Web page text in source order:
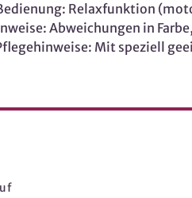
Relaxfunktion
Abweichungen in
Mit speziell